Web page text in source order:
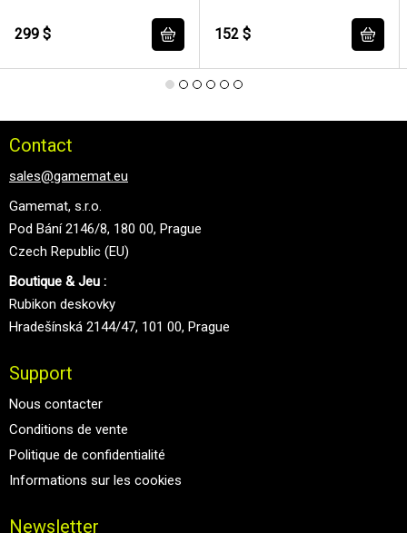
299 $ 152 $
Contact
sales@gamemat.eu
Gamemat, s.r.o.
Pod Bání 2146/8, 180 00, Prague
Czech Republic (EU)
Boutique & Jeu :
Rubikon deskovky
Hradešínská 2144/47, 101 00, Prague
Support
Nous contacter
Conditions de vente
Politique de confidentialité
Informations sur les cookies
Newsletter